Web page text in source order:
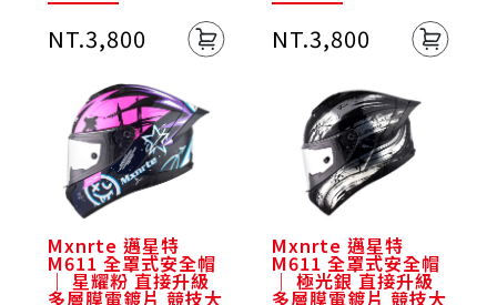
NT.3,800 NT.3,800
Mxnrte 邁星特
M611 全罩式安全帽
｜ 星耀粉 直接升級
多層膜電鍍片 競技大
Mxnrte 邁星特
M611 全罩式安全帽
｜ 極光銀 直接升級
多層膜電鍍片 競技大